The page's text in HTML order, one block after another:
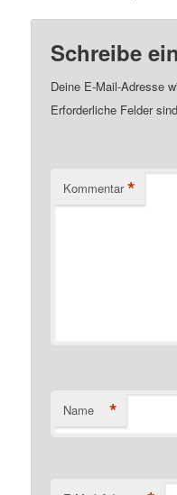
Schreibe
Deine E-Mail-Adresse
Erforderliche Felder
Kommentar *
Name *